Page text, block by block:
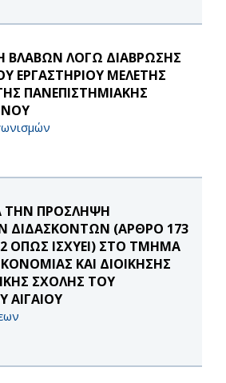
ΒΛΑΒΩΝ ΛΟΓΩ ΔΙΑΒΡΩΣΗΣ
ΕΡΓΑΣΤΗΡΙΟΥ ΜΕΛΕΤΗΣ
ΠΑΝΕΠΙΣΤΗΜΙΑΚΗΣ
ΤΗΝ ΠΡΟΣΛΗΨΗ
ΔΙΔΑΣΚΟΝΤΩΝ (ΑΡΘΡΟ 173
ΟΠΩΣ ΙΣΧΥΕΙ) ΣΤΟ ΤΜΗΜΑ
ΚΑΙ ΔΙΟΙΚΗΣΗΣ
ΣΧΟΛΗΣ ΤΟΥ
ΑΙΓΑΙΟΥ